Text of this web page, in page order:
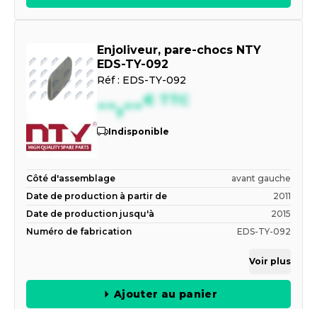
Enjoliveur, pare-chocs NTY
EDS-TY-092
Réf : EDS-TY-092
--,--€ TTC
Indisponible
Côté d'assemblage
avant gauche
Date de production à partir de
2011
Date de production jusqu'à
2015
Numéro de fabrication
EDS-TY-092
Voir plus
Ajouter au panier